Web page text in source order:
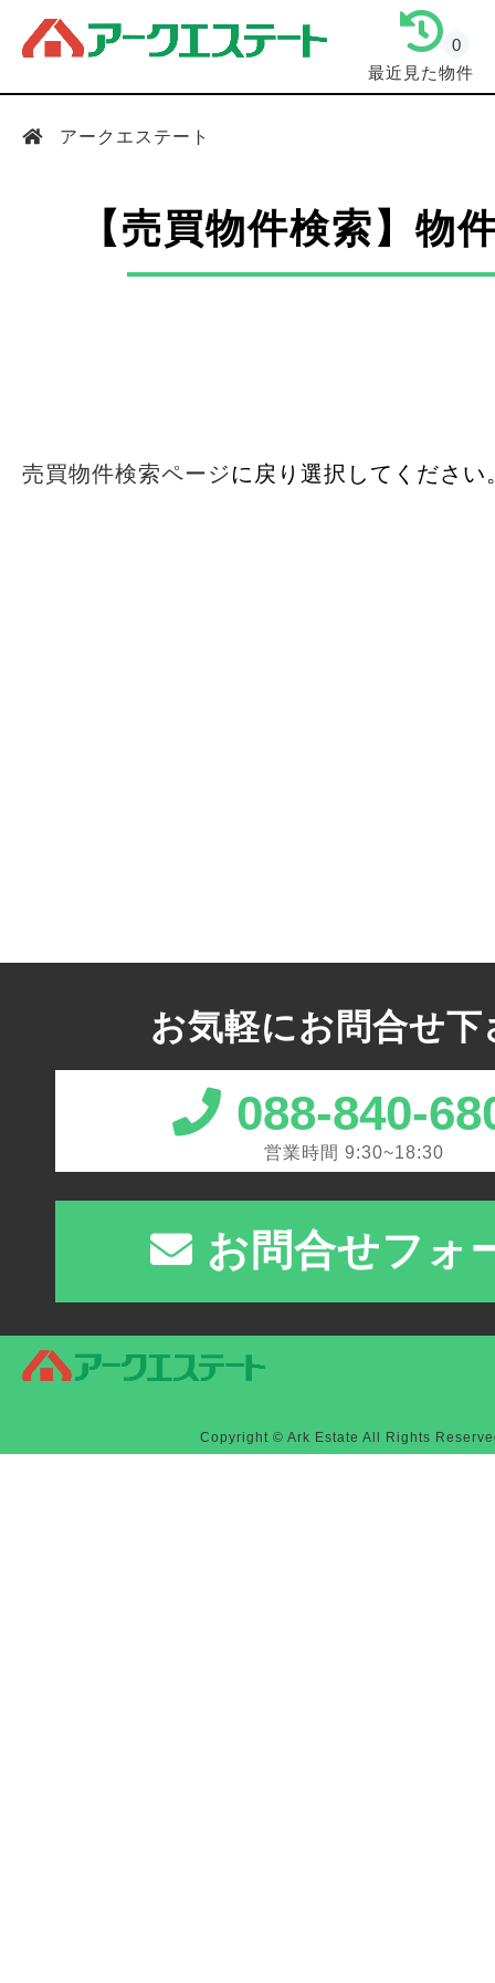
最近見た物件
0
アークエステート
【売買物件検索】物
売買物件検索ページに戻り選択してください
お気軽にお問合せ下
088-840-
営業時間 9:30~18:30
お問合せフォ
Copyright © Ark Estate All Rights